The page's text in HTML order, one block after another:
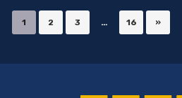
1 2 3 … 16 »